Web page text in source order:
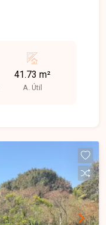
41.73 m²
A. Útil